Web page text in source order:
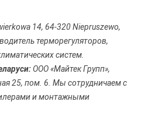
14, 64-320 Niepruszewo,
терморегуляторов,
систем.
ООО «Майтек Групп»,
25, пом. 6. Мы сотрудничаем с
и монтажными